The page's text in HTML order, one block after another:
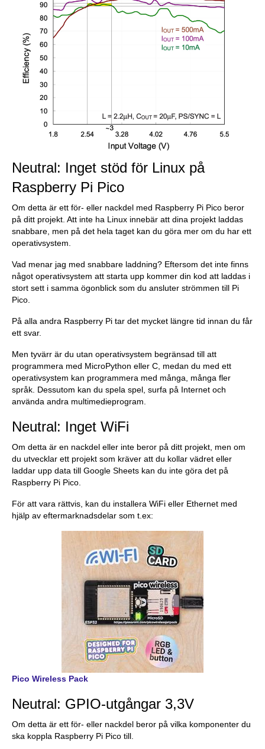
Neutral: Inget stöd för Linux på
Raspberry Pi Pico
Om detta är ett för- eller nackdel med Raspberry Pi Pico beror
på ditt projekt. Att inte ha Linux innebär att dina projekt laddas
snabbare, men på det hela taget kan du göra mer om du har ett
operativsystem.
Vad menar jag med snabbare laddning? Eftersom det inte finns
något operativsystem att starta upp kommer din kod att laddas i
stort sett i samma ögonblick som du ansluter strömmen till Pi
Pico.
På alla andra Raspberry Pi tar det mycket längre tid innan du får
ett svar.
Men tyvärr är du utan operativsystem begränsad till att
programmera med MicroPython eller C, medan du med ett
operativsystem kan programmera med många, många fler
språk. Dessutom kan du spela spel, surfa på Internet och
använda andra multimedieprogram.
Neutral: Inget WiFi
Om detta är en nackdel eller inte beror på ditt projekt, men om
du utvecklar ett projekt som kräver att du kollar vädret eller
laddar upp data till Google Sheets kan du inte göra det på
Raspberry Pi Pico.
För att vara rättvis, kan du installera WiFi eller Ethernet med
hjälp av eftermarknadsdelar som t.ex:
Pico Wireless Pack
Neutral: GPIO-utgångar 3,3V
Om detta är ett för- eller nackdel beror på vilka komponenter du
ska koppla Raspberry Pi Pico till.